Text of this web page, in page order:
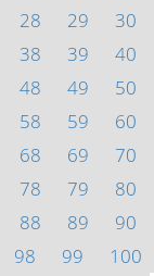
28 29
30
38 39
40
48 49
50
58 59
60
68 69
70
78 79
80
88 89
90
98 99
100